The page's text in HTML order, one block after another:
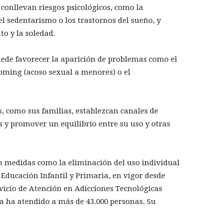
riesgos psicológicos, como la
sedentarismo o los trastornos del sueño, y
y la soledad.
favorecer la aparición de problemas como el
(acoso sexual a menores) o el
sus familias, establezcan canales de
promover un equilibrio entre su uso y otras
medidas como la eliminación del uso individual
Infantil y Primaria, en vigor desde
de Atención en Adicciones Tecnológicas
ha atendido a más de 43.000 personas. Su